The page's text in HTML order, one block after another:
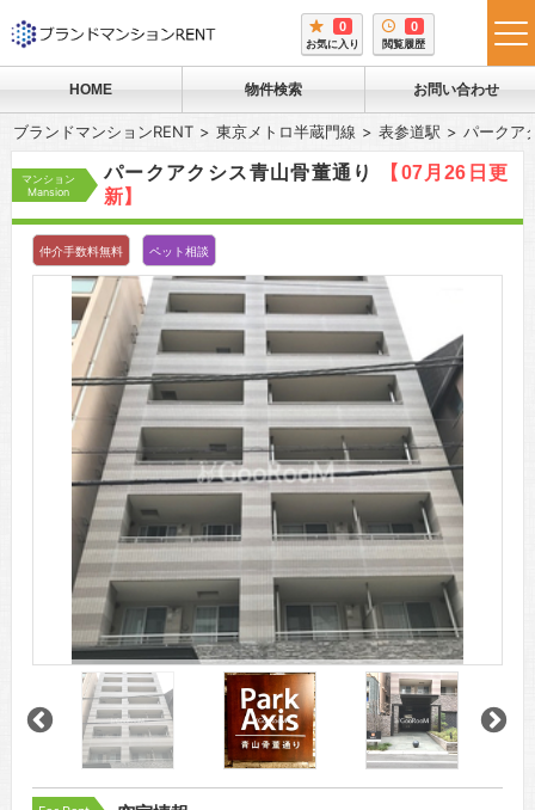
0
お気に入り
0
閲覧履歴
HOME 物件検索 お問い合わせ
ブランドマンションRENT 東京メトロ半蔵門線 表参道駅 パークア
マンション
Mansion
パークアクシス青山骨董通り
【07月26日更
新】
仲介手数料無料 ペット相談